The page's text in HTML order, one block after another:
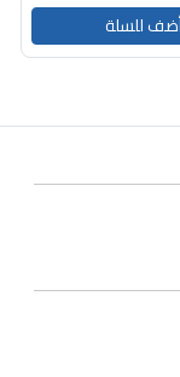
للسلة